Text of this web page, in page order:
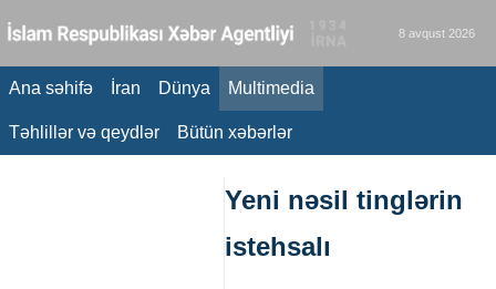
8 avqust 2026
Ana səhifə İran Dünya Multimedia
Təhlillər və qeydlər Bütün xəbərlər
Yeni nəsil tinglərin
istehsalı